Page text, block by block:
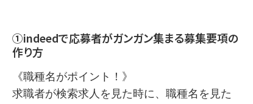
①indeedで応募者がガンガン集まる募集要項の
作り方
《職種名がポイント！》
求職者が検索求人を見た時に、職種名を見た